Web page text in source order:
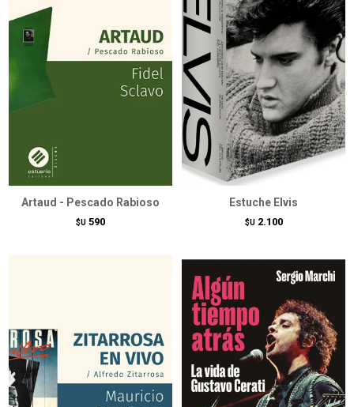
Artaud - Pescado Rabioso
$U 590
Estuche Elvis
$U 2.100